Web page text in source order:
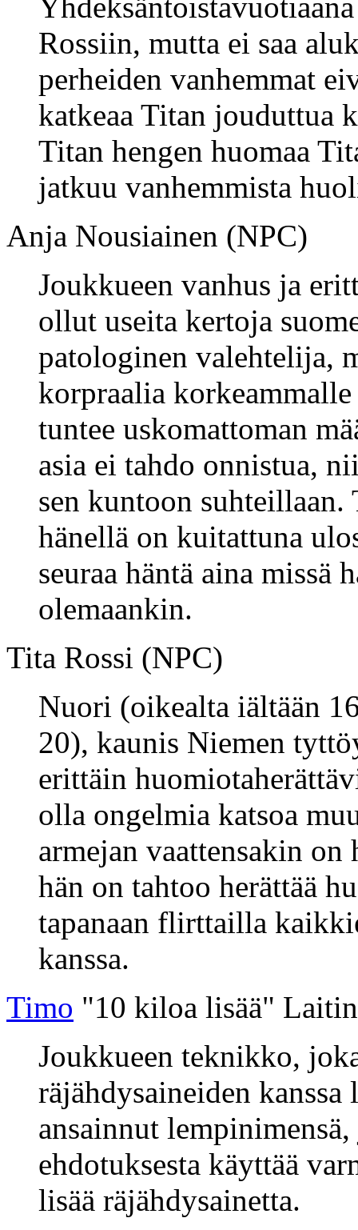
Rossiin, mutta ei saa
perheiden vanhemmat
katkeaa Titan jouduttua
Titan hengen huomaa
jatkuu vanhemmista
Anja Nousiainen (NPC)
Joukkueen vanhus ja
ollut useita kertoja
patologinen valehtelija,
korpraalia
tuntee uskomattoman
asia ei tahdo onnistua,
sen kuntoon suhteillaan.
hänellä on kuitattuna
seuraa häntä aina missä
olemaankin.
Tita Rossi (NPC)
Nuori (oikealta iältään
20), kaunis Niemen
erittäin
olla ongelmia katsoa
armejan vaattensakin
hän on tahtoo herättää
tapanaan flirttailla
kanssa.
Timo "10 kiloa lisää"
Joukkueen teknikko,
räjähdysaineiden
ansainnut
ehdotuksesta käyttää
lisää räjähdysainetta.